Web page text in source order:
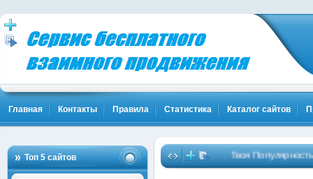
Главная Контакты Правила Статистика Каталог сайтов
Топ 5 сайтов Твоя Популярность